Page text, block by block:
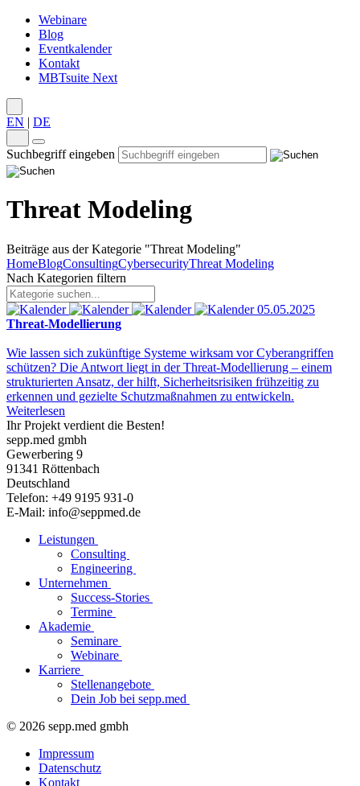
Webinare
Blog
Eventkalender
Kontakt
MBTsuite Next
EN | DE
Suchbegriff eingeben
Threat Modeling
Beiträge aus der Kategorie "Threat Modeling"
HomeBlogConsultingCybersecurityThreat Modeling
Nach Kategorien filtern
05.05.2025
Threat-Modellierung
Wie lassen sich zukünftige Systeme wirksam vor Cyberangriffen
schützen? Die Antwort liegt in der Threat-Modellierung – einem
strukturierten Ansatz, der hilft, Sicherheitsrisiken frühzeitig zu
erkennen und gezielte Schutzmaßnahmen zu entwickeln.
Weiterlesen
Ihr Projekt verdient die Besten!
sepp.med gmbh
Gewerbering 9
91341 Röttenbach
Deutschland
Telefon: +49 9195 931-0
E-Mail: info@seppmed.de
Leistungen
Consulting
Engineering
Unternehmen
Success-Stories
Termine
Akademie
Seminare
Webinare
Karriere
Stellenangebote
Dein Job bei sepp.med
© 2026 sepp.med gmbh
Impressum
Datenschutz
Kontakt